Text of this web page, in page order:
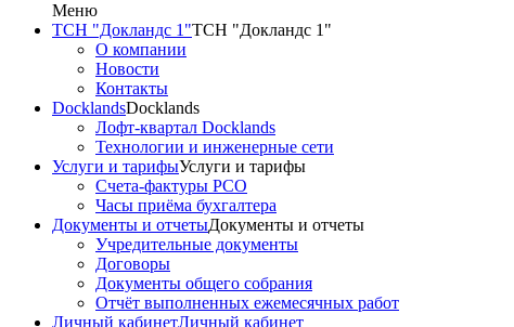
Меню
ТСН "Докландс 1"ТСН "Докландс 1"
О компании
Новости
Контакты
DocklandsDocklands
Лофт-квартал Docklands
Технологии и инженерные сети
Услуги и тарифыУслуги и тарифы
Счета-фактуры РСО
Часы приёма бухгалтера
Документы и отчетыДокументы и отчеты
Учредительные документы
Договоры
Документы общего собрания
Отчёт выполненных ежемесячных работ
Личный кабинетЛичный кабинет